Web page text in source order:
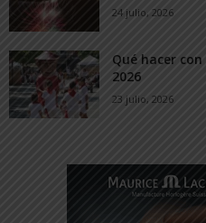
24 julio, 2026
Qué hacer
2026
23 julio, 2026